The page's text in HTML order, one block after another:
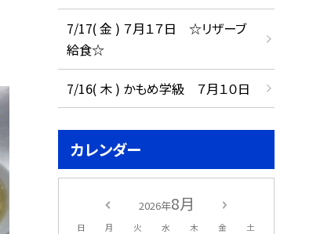
7/17( 金 ) ７月１７日 ☆リザーブ
給食☆
7/16( 木 ) かもめ学級 ７月１０日
カレンダー
2026年8月
日 月 火 水 木 金 土